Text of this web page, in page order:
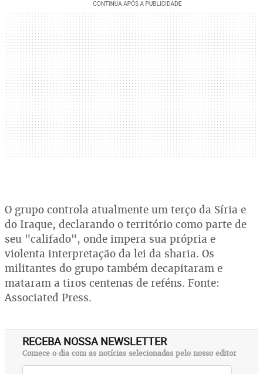
O grupo controla atualmente um terço da Síria e
do Iraque, declarando o território como parte de
seu "califado", onde impera sua própria e
violenta interpretação da lei da sharia. Os
militantes do grupo também decapitaram e
mataram a tiros centenas de reféns. Fonte:
Associated Press.
RECEBA NOSSA NEWSLETTER
Comece o dia com as notícias selecionadas pelo nosso editor